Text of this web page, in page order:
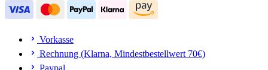
Vorkasse
Rechnung (Klarna, Mindestbestellwert 70€)